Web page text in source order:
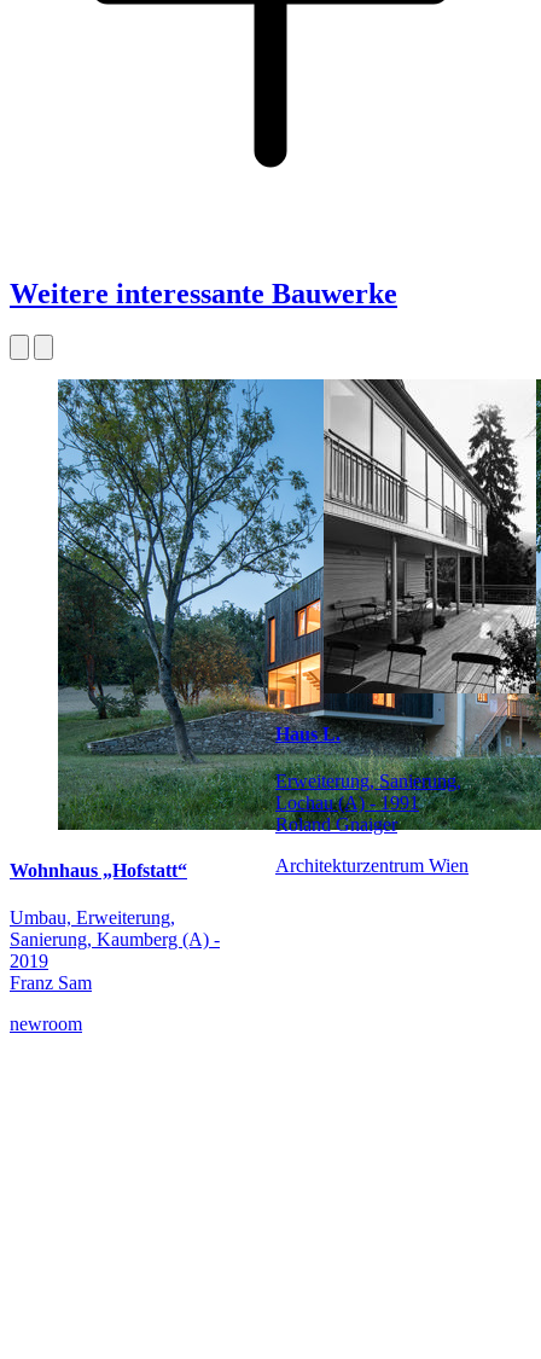
Weitere interessante Bauwerke
Wohnhaus „Hofstatt“
Umbau, Erweiterung,
Sanierung, Kaumberg (A) -
2019
Franz Sam
newroom
Haus L.
Erweiterung, Sanierung,
Lochau (A) - 1991
Roland Gnaiger
Architekturzentrum Wien